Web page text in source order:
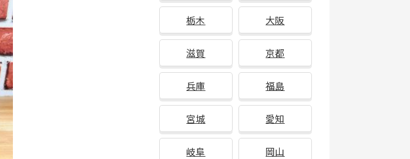
栃木 大阪
滋賀 京都
兵庫 福島
宮城 愛知
岐阜 岡山